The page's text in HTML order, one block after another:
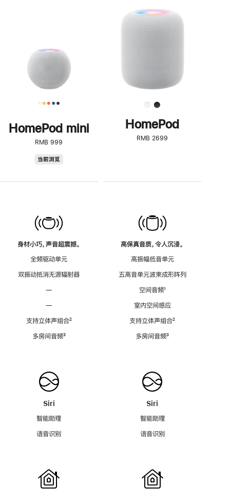
HomePod mini
RMB 999
当前浏览
身材小巧，声音超震撼。
全频驱动单元
双振动抵消无源辐射器
—
—
支持立体声组合脚
²
多房间音频脚
³
Siri
智能助理
语音识别
步
了
解
HomePod<
HomePod
RMB 2699
高保真音质，令人沉浸。
高振幅低音单元
五高音单元波束成形阵列
空间音频脚
¹
室内空间感应
支持立体声组合脚
²
多房间音频脚
³
Siri
智能助理
语音识别